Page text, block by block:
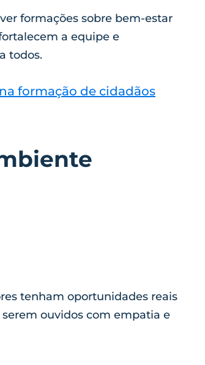
formações sobre bem-estar
a equipe e
todos.
formação de cidadãos
tenham oportunidades reais
ouvidos com empatia e